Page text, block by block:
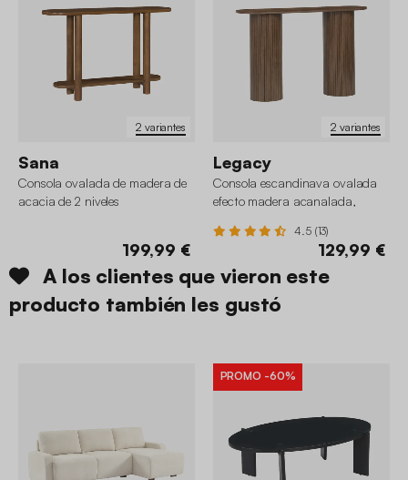
2 variantes
Sana
Consola ovalada de madera de
acacia de 2 niveles
199,99 €
2 variantes
Legacy
Consola escandinava ovalada
efecto madera acanalada,
4.5 (13)
129,99 €
A los clientes que vieron este
producto también les gustó
PROMO -60%